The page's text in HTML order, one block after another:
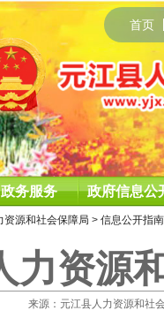
首页
政务服务 政府信息公
资源和社会保障局 > 信息公开指
力资源
来源：元江县人力资源和